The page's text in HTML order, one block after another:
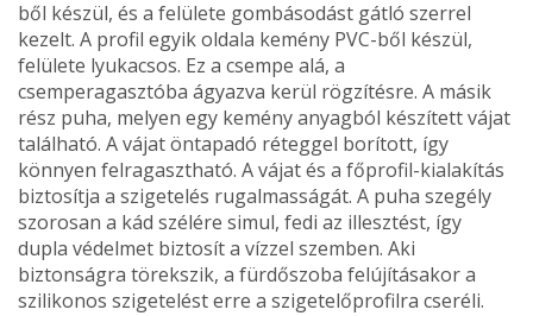
ből készül, és a felülete gombásodást gátló szerrel
kezelt. A profil egyik oldala kemény PVC-ből készül,
felülete lyukacsos. Ez a csempe alá, a
csemperagasztóba ágyazva kerül rögzítésre. A másik
rész puha, melyen egy kemény anyagból készített vájat
található. A vájat öntapadó réteggel borított, így
könnyen felragasztható. A vájat és a főprofil-kialakítás
biztosítja a szigetelés rugalmasságát. A puha szegély
szorosan a kád szélére simul, fedi az illesztést, így
dupla védelmet biztosít a vízzel szemben. Aki
biztonságra törekszik, a fürdőszoba felújításakor a
szilikonos szigetelést erre a szigetelőprofilra cseréli.